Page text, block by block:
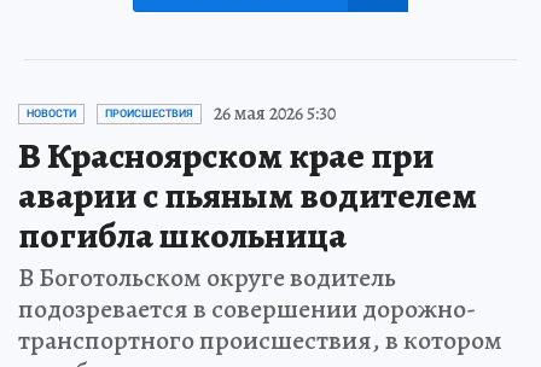
НОВОСТИ ПРОИСШЕСТВИЯ 26 мая 2026 5:30
В Красноярском крае при
аварии с пьяным водителем
погибла школьница
В Боготольском округе водитель
подозревается в совершении дорожно-
транспортного происшествия, в котором